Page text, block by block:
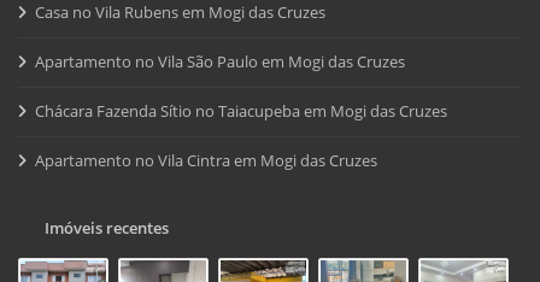
Casa no Vila Rubens em Mogi das Cruzes
Apartamento no Vila São Paulo em Mogi das Cruzes
Chácara Fazenda Sítio no Taiacupeba em Mogi das Cruzes
Apartamento no Vila Cintra em Mogi das Cruzes
Imóveis recentes